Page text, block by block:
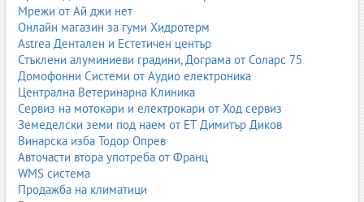
комбинирани фуражи цени
комбинирани фуражи на едро;
комбинирани фуражи доставка
1.2. Гранулирани фуражи
Гранулираните фуражи представляват фуражи, пресовани във
вид на гранули. Тази форма има редица предимства – улеснява
съхранението, транспортирането и дозирането, намалява
загубите и праха, подобрява равномерното приемане на
храната от животните. Гранулираните фуражи са особено
популярни при птици, зайци, прасета и млади животни, където
е важно всяко животно да получава еднакво количество и
Мрежи от Ай джи нет
Онлайн магазин за гуми Хидротерм
Astrea Дентален и Естетичен център
Стъклени алуминиеви градини, Дограма от Соларс 75
Домофонни Системи от Аудио електроника
Централна Ветеринарна Клиника
Сервиз на мотокари и електрокари от Ход сервиз
Земеделски земи под наем от ЕТ Димитър Диков
Винарска изба Тодор Опрев
Авточасти втора употреба от Франц
WMS система
Продажба на климатици